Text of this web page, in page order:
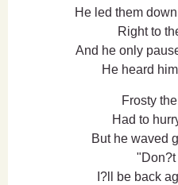
He led them
Right to
And he only
He heard
Frosty
Had to
But he waved
"Don?t
I?ll be back